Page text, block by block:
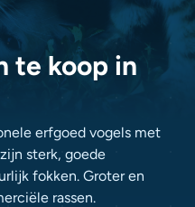
te koop in
erfgoed vogels met
sterk, goede
fokken. Groter en
rassen.